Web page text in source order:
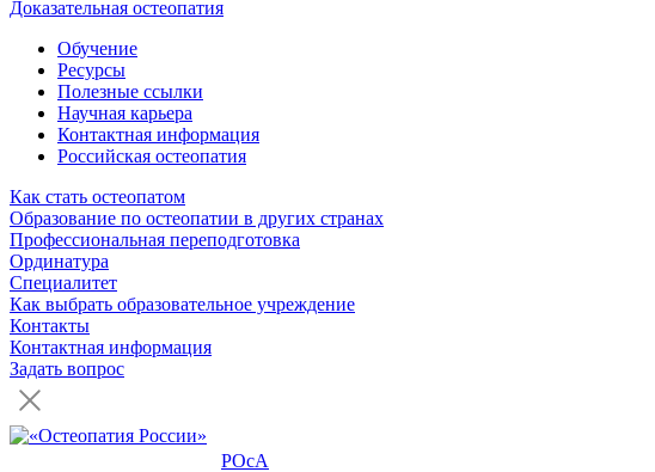
Доказательная остеопатия
Обучение
Ресурсы
Полезные ссылки
Научная карьера
Контактная информация
Российская остеопатия
Как стать остеопатом
Образование по остеопатии в других странах
Профессиональная переподготовка
Ординатура
Специалитет
Как выбрать образовательное учреждение
Контакты
Контактная информация
Задать вопрос
РОсА